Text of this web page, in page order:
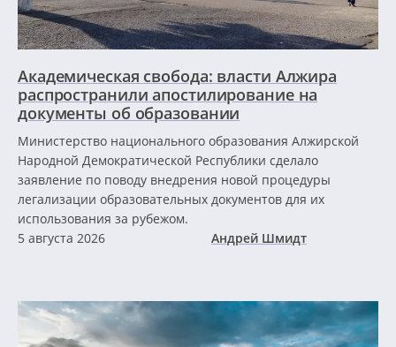
Академическая свобода: власти Алжира
распространили апостилирование на
документы об образовании
Министерство национального образования Алжирской
Народной Демократической Республики сделало
заявление по поводу внедрения новой процедуры
легализации образовательных документов для их
использования за рубежом.
5 августа 2026
Андрей Шмидт